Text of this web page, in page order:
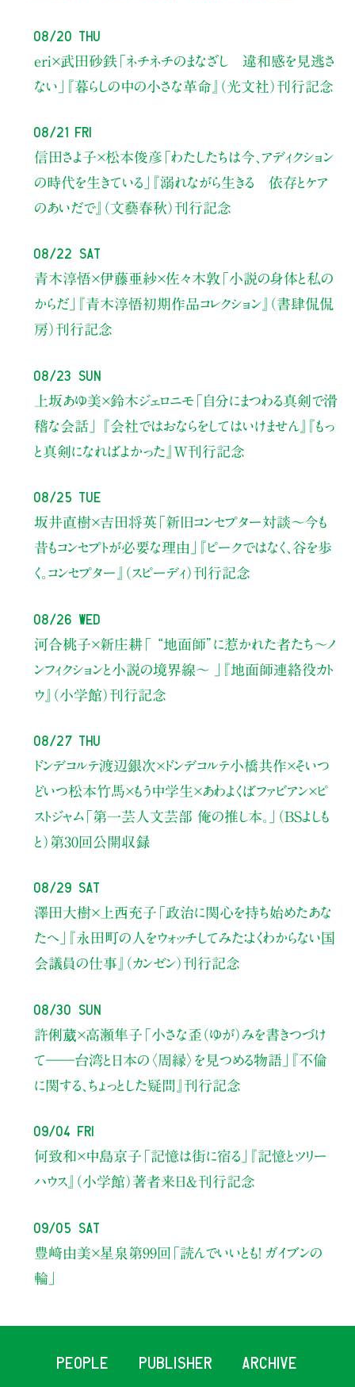
08/20 Thu
eri×武田砂鉄「ネチネチのまなざし 違和感を見逃さ
ない」
『暮らしの中の小さな革命』（光文社）刊行記念
08/21 Fri
信田さよ子×松本俊彦 「わたしたちは今、アディクション
の時代を生きている」
『溺れながら生きる 依存とケア
のあいだで』（文藝春秋）刊行記念
08/22 Sat
青木淳悟×伊藤亜紗×佐々木敦 「小説の身体と私の
からだ」
『青木淳悟初期作品コレクション』（書肆侃侃
房）刊行記念
08/23 Sun
上坂あゆ美×鈴木ジェロニモ 「自分にまつわる真剣で滑
稽な会話」
『会社ではおならをしてはいけません』『もっ
と真剣になればよかった』W刊行記念
08/25 Tue
坂井直樹×吉田将英「新旧コンセプター対談～今も
昔もコンセプトが必要な理由」
『ピークではなく、谷を歩
く。コンセプター』（スピーディ）刊行記念
08/26 Wed
河合桃子×新庄耕「 “地面師”に惹かれた者たち〜ノ
ンフィクションと小説の境界線〜 」
『地面師連絡役カト
ウ』（小学館）刊行記念
08/27 Thu
ドンデコルテ渡辺銀次×ドンデコルテ小橋共作×そいつ
どいつ松本竹馬×もう中学生×あわよくばファビアン×ピ
ストジャム「第一芸人文芸部 俺の推し本。」（BSよしも
と） 第30回公開収録
08/29 Sat
澤田大樹×上西充子 「政治に関心を持ち始めたあな
たへ」
『永田町の人をウォッチしてみた：よくわからない国
会議員の仕事』（カンゼン）刊行記念
08/30 Sun
許俐葳×高瀬隼子 「小さな歪（ゆが）みを書きつづけ
て――台湾と日本の〈周縁〉を見つめる物語」
『不倫
に関する、ちょっとした疑問』刊行記念
09/04 Fri
何致和×中島京子 「記憶は街に宿る」
『記憶とツリー
ハウス』（小学館）著者来日＆刊行記念
09/05 Sat
豊﨑由美×星泉 第99回「読んでいいとも！ ガイブンの
輪」
PEOPLE PUBLISHER ARCHIVE